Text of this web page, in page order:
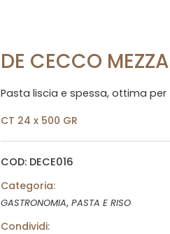
DE CECCO
Pasta liscia e spessa, ottima
CT 24 x 500 GR
COD: DECE016
Categoria:
GASTRONOMIA, PASTA E RISO
Condividi: